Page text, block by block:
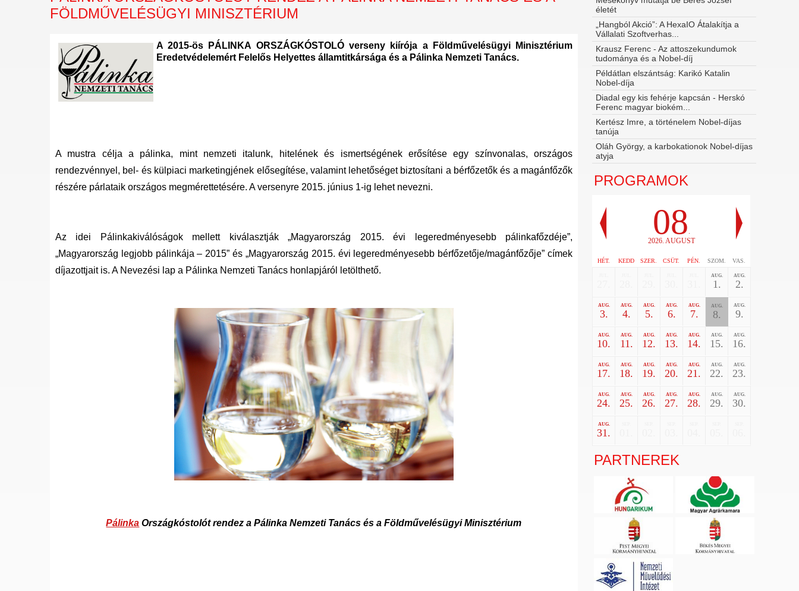
FÖLDMŰVELÉSÜGYI MINISZTÉRIUM
A 2015-ös PÁLINKA ORSZÁGKÓSTOLÓ verseny kiírója a Földművelésügyi Minisztérium
Eredetvédelemért Felelős Helyettes államtitkársága és a Pálinka Nemzeti Tanács.
A mustra célja a pálinka, mint nemzeti italunk, hitelének és ismertségének erősítése egy színvonalas, országos
rendezvénnyel, bel- és külpiaci marketingjének elősegítése, valamint lehetőséget biztosítani a bérfőzetők és a magánfőzők
részére párlataik országos megmérettetésére. A versenyre 2015. június 1-ig lehet nevezni.
Az idei Pálinkakiválóságok mellett kiválasztják „Magyarország 2015. évi legeredményesebb pálinkafőzdéje”,
„Magyarország legjobb pálinkája – 2015” és „Magyarország 2015. évi legeredményesebb bérfőzetője/magánfőzője” címek
díjazottjait is. A Nevezési lap a Pálinka Nemzeti Tanács honlapjáról letölthető.
Pálinka Országkóstolót rendez a Pálinka Nemzeti Tanács és a Földművelésügyi Minisztérium
életét
„Hangból Akció”: A HexaIO Átalakítja a
Vállalati Szoftverhas...
Krausz Ferenc - Az attoszekundumok
tudománya és a Nobel‑díj
Példátlan elszántság: Karikó Katalin
Nobel-díja
Diadal egy kis fehérje kapcsán - Herskó
Ferenc magyar biokém...
Kertész Imre, a történelem Nobel-díjas
tanúja
Oláh György, a karbokationok Nobel-díjas
atyja
PROGRAMOK
08 .
2026. AUGUST
HÉT. KEDD SZER. CSÜT. PÉN. SZOM. VAS.
AUG.
1.
AUG.
2.
AUG.
3.
AUG.
4.
AUG.
5.
AUG.
6.
AUG.
7.
AUG.
8.
AUG.
9.
AUG.
10.
AUG.
11.
AUG.
12.
AUG.
13.
AUG.
14.
AUG.
15.
AUG.
16.
AUG.
17.
AUG.
18.
AUG.
19.
AUG.
20.
AUG.
21.
AUG.
22.
AUG.
23.
AUG.
24.
AUG.
25.
AUG.
26.
AUG.
27.
AUG.
28.
AUG.
29.
AUG.
30.
AUG.
31.
PARTNEREK